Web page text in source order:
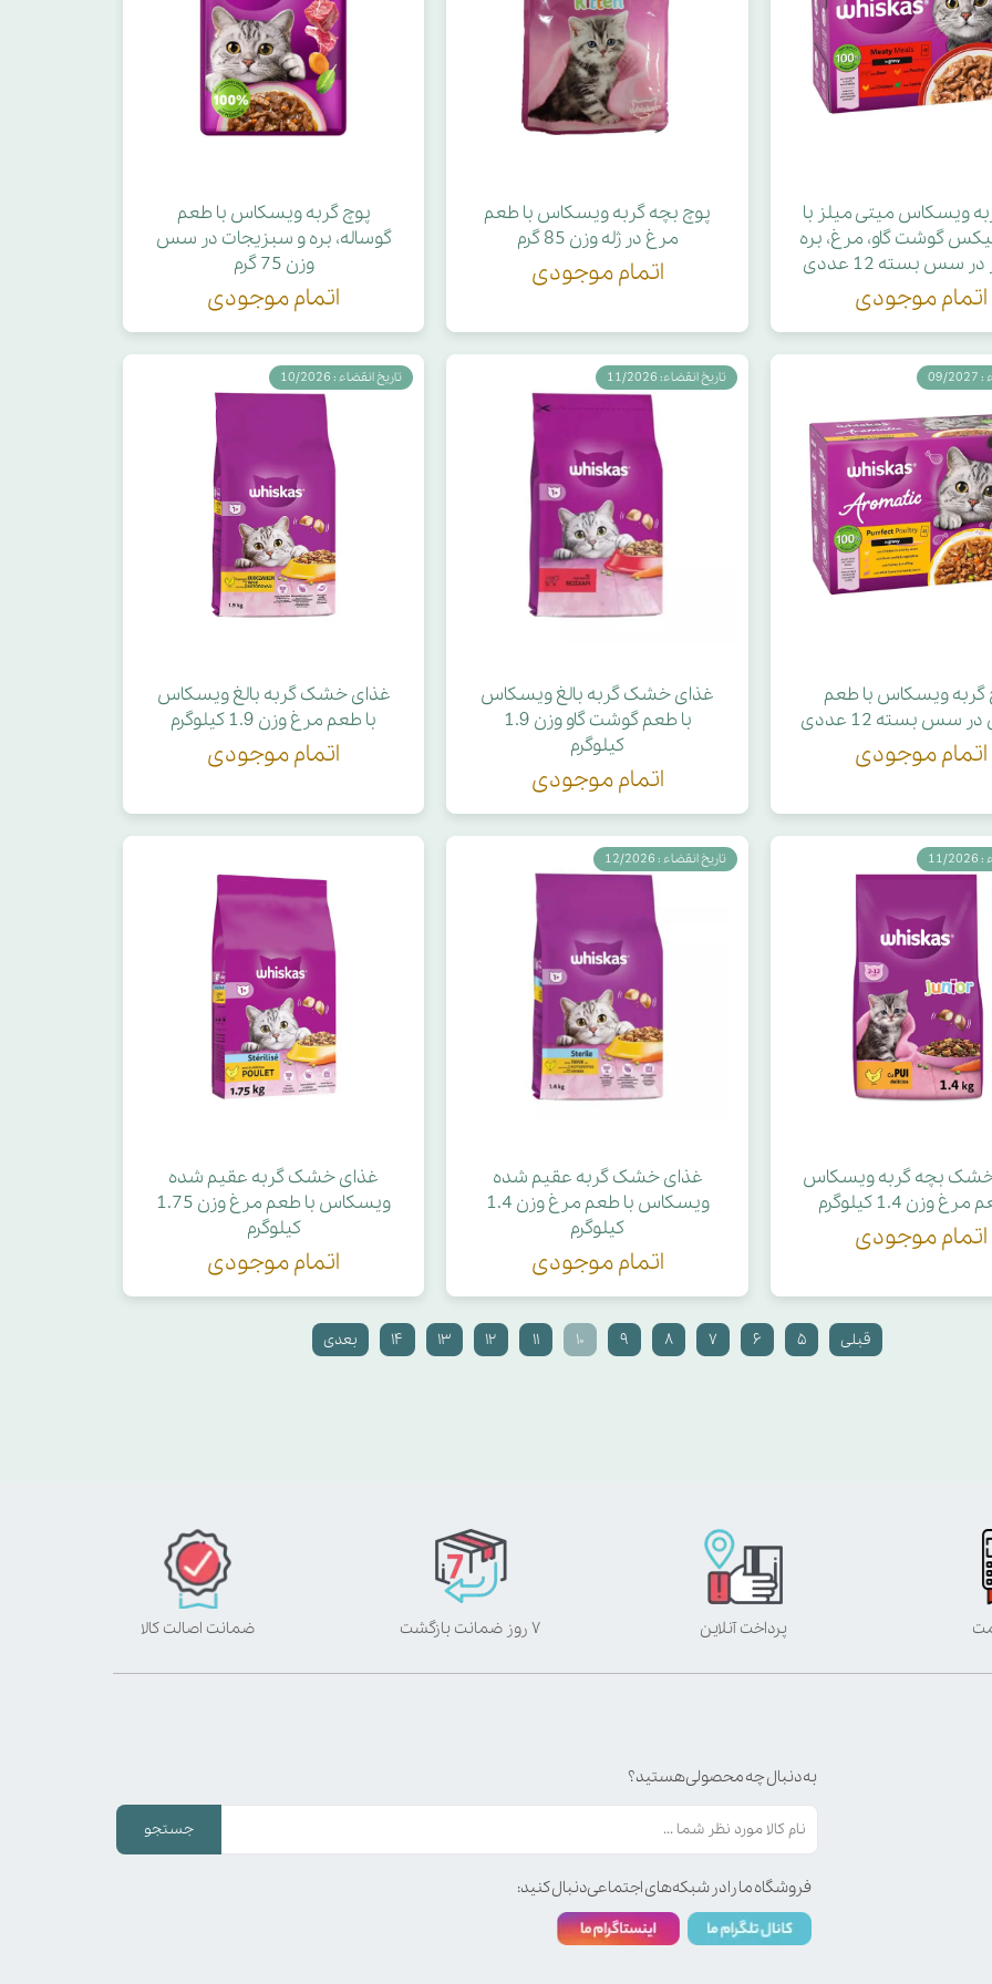
ویسکاس میتی میلز با
گوشت گاو، مرغ، بره
سس بسته 12 عددی
اتمام موجودی
پوچ بچه گربه ویسکاس با طعم
مرغ در ژله وزن 85 گرم
اتمام موجودی
پوچ گربه ویسکاس با طعم
گوساله، بره و سبزیجات در سس
وزن 75 گرم
اتمام موجودی
گربه ویسکاس با طعم
سس بسته 12 عددی
اتمام موجودی
غذای خشک گربه بالغ ویسکاس
با طعم گوشت گاو وزن 1.9
کیلوگرم
اتمام موجودی
تاریخ انقضاء: 11/2026
غذای خشک گربه بالغ ویسکاس
با طعم مرغ وزن 1.9 کیلوگرم
اتمام موجودی
تاریخ انقضاء : 10/2026
بچه گربه ویسکاس
وزن 1.4 کیلوگرم
اتمام موجودی
غذای خشک گربه عقیم شده
ویسکاس با طعم مرغ وزن 1.4
کیلوگرم
اتمام موجودی
تاریخ انقضاء : 12/2026
غذای خشک گربه عقیم شده
ویسکاس با طعم مرغ وزن 1.75
کیلوگرم
اتمام موجودی
قبلی ۵ ۶ ۷ ۸ ۹ ۱۰ ۱۱ ۱۲ ۱۳ ۱۴ بعدی
پرداخت آنلاین ۷ روز ضمانت بازگشت ضمانت اصالت کالا
به دنبال چه محصولی هستید؟
جستجو
فروشگاه ما را در شبکه‌های اجتماعی دنبال کنید: